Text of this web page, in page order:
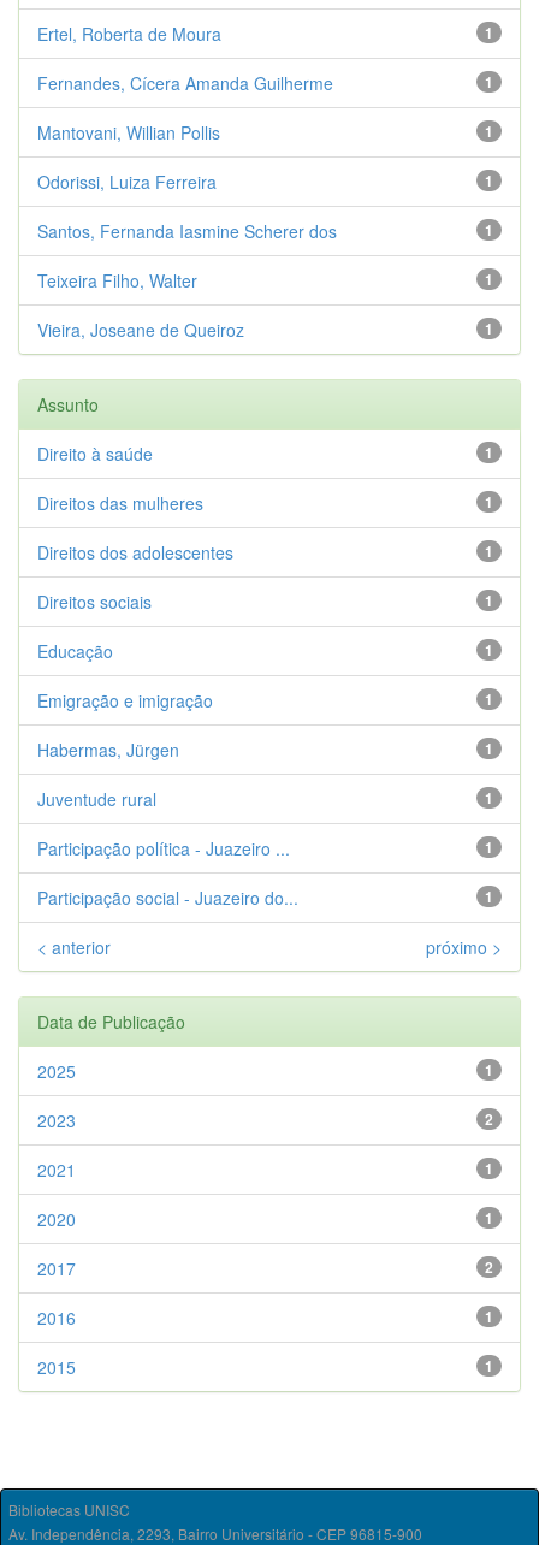
1
Ertel, Roberta de Moura
1
Fernandes, Cícera Amanda Guilherme
1
Mantovani, Willian Pollis
1
Odorissi, Luiza Ferreira
1
Santos, Fernanda Iasmine Scherer dos
1
Teixeira Filho, Walter
1
Vieira, Joseane de Queiroz
Assunto
1
Direito à saúde
1
Direitos das mulheres
1
Direitos dos adolescentes
1
Direitos sociais
1
Educação
1
Emigração e imigração
1
Habermas, Jürgen
1
Juventude rural
1
Participação política - Juazeiro ...
1
Participação social - Juazeiro do...
< anterior próximo >
Data de Publicação
1
2025
2
2023
1
2021
1
2020
2
2017
1
2016
1
2015
Bibliotecas UNISC
Av. Independência, 2293, Bairro Universitário - CEP 96815-900